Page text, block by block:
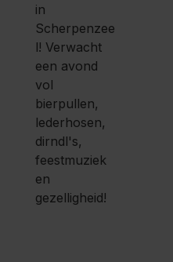
in
Scherpenzee
l! Verwacht
een avond
vol
bierpullen,
lederhosen,
dirndl's,
feestmuziek
en
gezelligheid!